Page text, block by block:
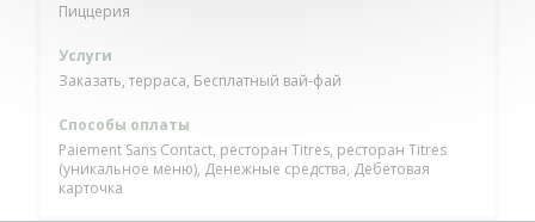
Пиццерия
Услуги
Заказать, терраса, Бесплатный вай-фай
Способы оплаты
Paiement Sans Contact, ресторан Titres, ресторан Titres
(уникальное меню), Денежные средства, Дебетовая
карточка